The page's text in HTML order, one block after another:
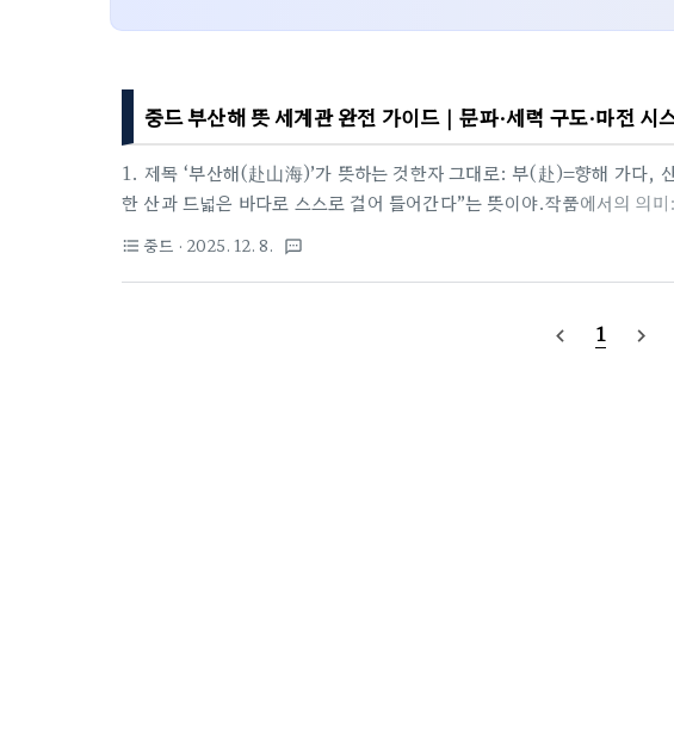
중드 부산해 뜻 세계관 완전 가이드｜문파·세력 구도·마전 시
1. 제목 ‘부산해(赴山海)’가 뜻하는 것한자 그대로: 부(赴)=향해 가다
한 산과 드넓은 바다로 스스로 걸어 들어간다”는 뜻이야.작품에서의 의미
국경 전장으로,마음을 들고 타인의 운명 속으로.제목이 말하는 건 “그렇
판에서 돌아가. 셋이 서로 밀당하면서 균형을 잡는 구조이다.중요 지역
과 무림의 정보가 엇갈리는 중심지.선인관(仙人关): 북쪽 국경 요새. 전
format_list_bulleted 중드 · 2025. 12. 8. textsms
navigate_before 1 navigate_next